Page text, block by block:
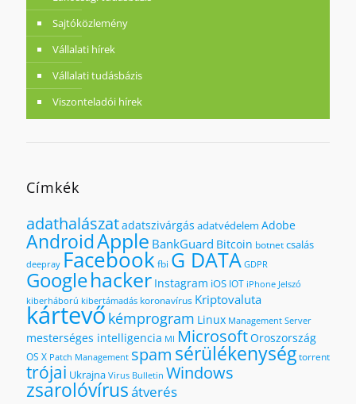
Sajtóközlemény
Vállalati hírek
Vállalati tudásbázis
Viszonteladói hírek
Címkék
adathalászatadatszivárgás adatvédelem Adobe
AndroidApple BankGuard Bitcoin botnetcsalás
deepray Facebookfbi G DATA GDPR
Googlehacker Instagram iOS IOT iPhone Jelszó
kiberháború kibertámadás koronavírus Kriptovaluta
kártevő kémprogram Linux Management Server
mesterséges intelligencia MI MicrosoftOroszország
OS X Patch Management spam sérülékenységtorrent
trójai Ukrajna Virus Bulletin Windows
zsarolóvírusátverés